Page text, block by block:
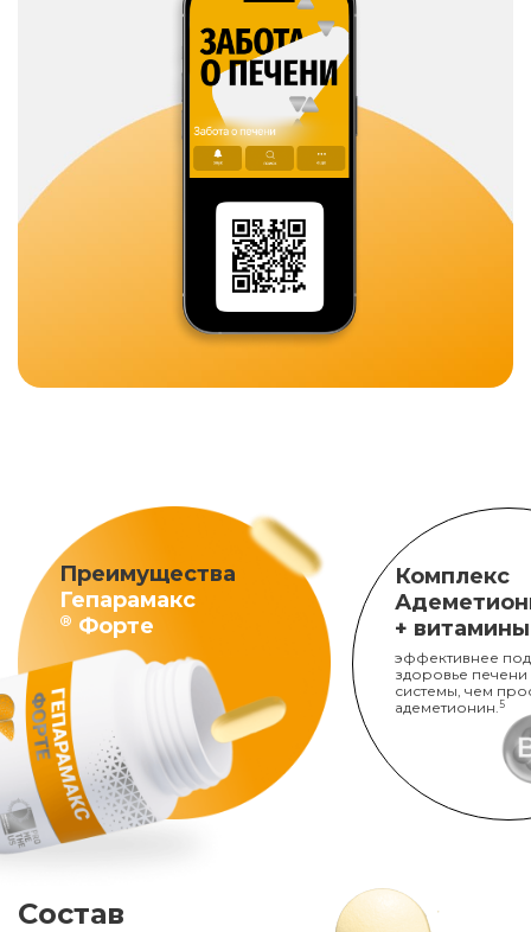
Преимущества
Гепарамакс
® Форте
Комплекс
+
эффективнее
здоровье печени
системы, чем
адеметионин. 5
Состав